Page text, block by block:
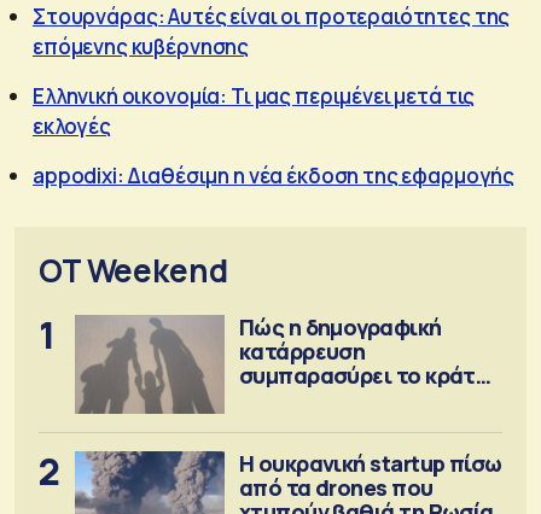
Στουρνάρας: Αυτές είναι οι προτεραιότητες της
επόμενης κυβέρνησης
Ελληνική οικονομία: Τι μας περιμένει μετά τις
εκλογές
appodixi: Διαθέσιμη η νέα έκδοση της εφαρμογής
OT Weekend
1
Πώς η δημογραφική
κατάρρευση
συμπαρασύρει το κράτος
2
Η ουκρανική startup πίσω
από τα drones που